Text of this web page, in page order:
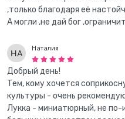
,только благодаря её
А могли ,не дай бог
Наталия
Добрый день!
Тем, кому хочется
культуры - очень
Лукка - миниатюрный, не по-